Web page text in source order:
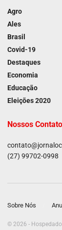
Agro
Ales
Brasil
Covid-19
Destaques
Economia
Educação
Eleições 2020
Nossos
(27) 99702-0998
Sobre Nós
© 2026 -